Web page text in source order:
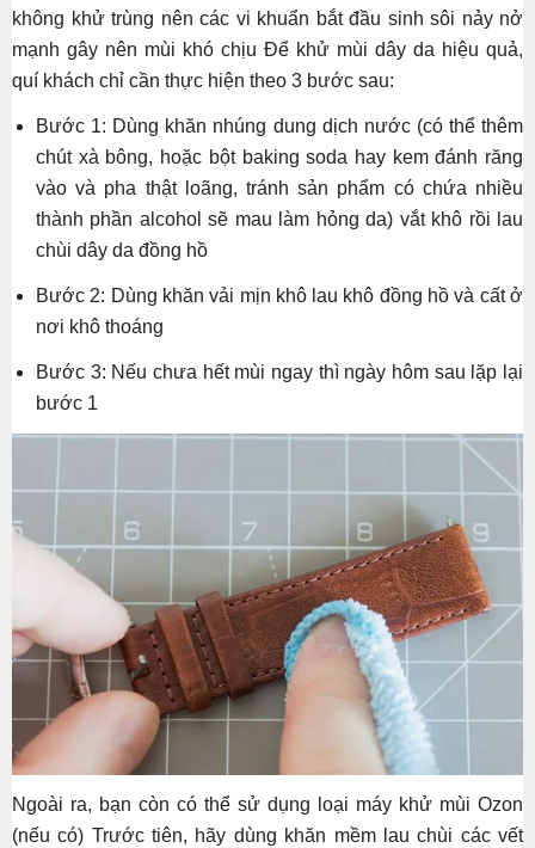
không khử trùng nên các vi khuẩn bắt đầu sinh sôi nảy nở
mạnh gây nên mùi khó chịu Để khử mùi dây da hiệu quả,
quí khách chỉ cần thực hiện theo 3 bước sau:
Bước 1: Dùng khăn nhúng dung dịch nước (có thể thêm
chút xà bông, hoặc bột baking soda hay kem đánh răng
vào và pha thật loãng, tránh sản phẩm có chứa nhiều
thành phần alcohol sẽ mau làm hỏng da) vắt khô rồi lau
chùi dây da đồng hồ
Bước 2: Dùng khăn vải mịn khô lau khô đồng hồ và cất ở
nơi khô thoáng
Bước 3: Nếu chưa hết mùi ngay thì ngày hôm sau lặp lại
bước 1
Ngoài ra, bạn còn có thể sử dụng loại máy khử mùi Ozon
(nếu có) Trước tiên, hãy dùng khăn mềm lau chùi các vết